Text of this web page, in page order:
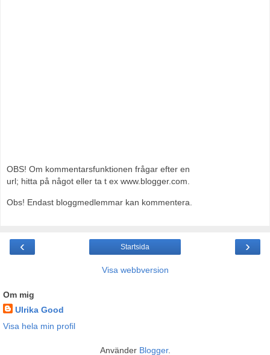
OBS! Om kommentarsfunktionen frågar efter en
url; hitta på något eller ta t ex www.blogger.com.
Obs! Endast bloggmedlemmar kan kommentera.
‹ ›
Startsida
Visa webbversion
Om mig
Ulrika Good
Visa hela min profil
Använder Blogger.